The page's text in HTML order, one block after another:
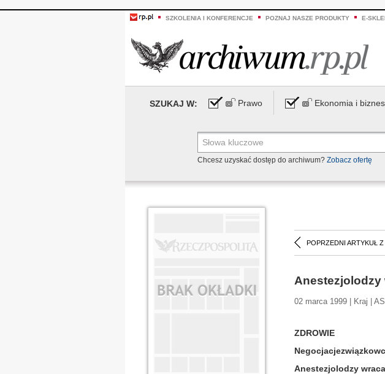
SZKOLENIA I KONFERENCJE POZNAJ NASZE PRODUKTY E-
SZUKAJ W: Prawo Ekonomia i biznes
Chcesz uzyskać dostęp do archiwum? Zobacz ofertę
POPRZEDNI ARTYKUŁ
Anestezjolodzy
02 marca 1999 | Kraj | AS
ZDROWIE
Anestezjolodzy